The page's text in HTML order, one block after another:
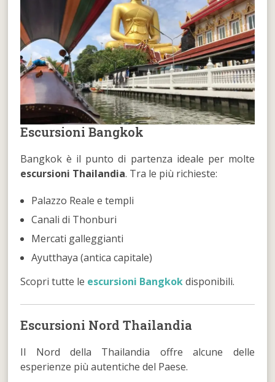
Escursioni Bangkok
Bangkok è il punto di partenza ideale per molte
escursioni Thailandia. Tra le più richieste:
Palazzo Reale e templi
Canali di Thonburi
Mercati galleggianti
Ayutthaya (antica capitale)
Scopri tutte le escursioni Bangkokdisponibili.
Escursioni Nord Thailandia
Il Nord della Thailandia offre alcune delle
esperienze più autentiche del Paese.